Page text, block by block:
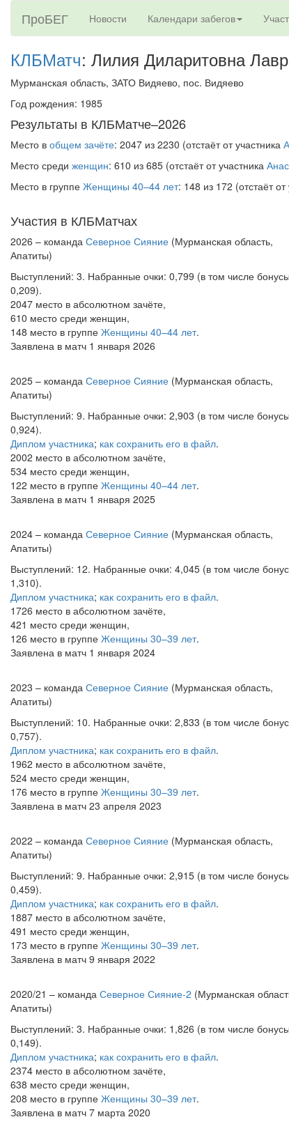
ПроБЕГ Новости Календари забегов
КЛБМатч: Лилия Диларитовна
Мурманская область, ЗАТО Видяево, пос. Видяево
Год рождения: 1985
Результаты в КЛБМатче–2026
Место в общем зачёте: 2047 из 2230 (отстаёт от участника
Место среди женщин: 610 из 685 (отстаёт от участника
Место в группе Женщины 40–44 лет: 148 из 172 (отстаёт от
Участия в КЛБМатчах
2026 – команда Северное Сияние (Мурманская область,
Апатиты)
Выступлений: 3. Набранные очки: 0,799 (в том числе
0,209).
2047 место в абсолютном зачёте,
610 место среди женщин,
148 место в группе Женщины 40–44 лет.
Заявлена в матч 1 января 2026
2025 – команда Северное Сияние (Мурманская область,
Апатиты)
Выступлений: 9. Набранные очки: 2,903 (в том числе
0,924).
Диплом участника; как сохранить его в файл.
2002 место в абсолютном зачёте,
534 место среди женщин,
122 место в группе Женщины 40–44 лет.
Заявлена в матч 1 января 2025
2024 – команда Северное Сияние (Мурманская область,
Апатиты)
Выступлений: 12. Набранные очки: 4,045 (в том числе
1,310).
Диплом участника; как сохранить его в файл.
1726 место в абсолютном зачёте,
421 место среди женщин,
126 место в группе Женщины 30–39 лет.
Заявлена в матч 1 января 2024
2023 – команда Северное Сияние (Мурманская область,
Апатиты)
Выступлений: 10. Набранные очки: 2,833 (в том числе
0,757).
Диплом участника; как сохранить его в файл.
1962 место в абсолютном зачёте,
524 место среди женщин,
176 место в группе Женщины 30–39 лет.
Заявлена в матч 23 апреля 2023
2022 – команда Северное Сияние (Мурманская область,
Апатиты)
Выступлений: 9. Набранные очки: 2,915 (в том числе
0,459).
Диплом участника; как сохранить его в файл.
1887 место в абсолютном зачёте,
491 место среди женщин,
173 место в группе Женщины 30–39 лет.
Заявлена в матч 9 января 2022
2020/21 – команда Северное Сияние-2 (Мурманская
Апатиты)
Выступлений: 3. Набранные очки: 1,826 (в том числе
0,149).
Диплом участника; как сохранить его в файл.
2374 место в абсолютном зачёте,
638 место среди женщин,
208 место в группе Женщины 30–39 лет.
Заявлена в матч 7 марта 2020